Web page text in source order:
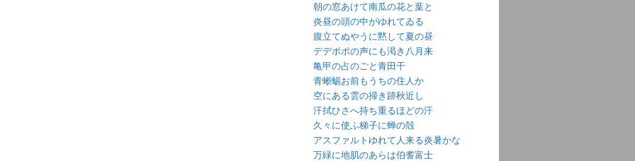
朝の窓あけて南瓜の花と葉と
炎昼の頭の中がゆれてゐる
腹立てぬやうに黙して夏の昼
デデポポの声にも渇き八月来
亀甲の占のごと青田干
青蜥蜴お前もうちの住人か
空にある雲の掃き跡秋近し
汗拭ひさへ持ち重るほどの汗
久々に使ふ梯子に蝉の殻
アスファルトゆれて人来る炎暑かな
万緑に地肌のあらは伯耆富士